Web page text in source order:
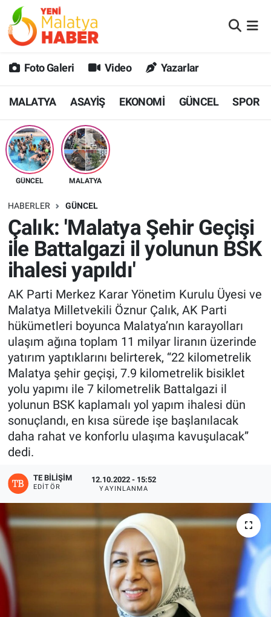
Foto Galeri Video Yazarlar
MALATYA ASAYİŞ EKONOMİ GÜNCEL SPOR
GÜNCEL MALATYA
HABERLER GÜNCEL
Çalık: 'Malatya Şehir Geçişi
ile Battalgazi il yolunun BSK
ihalesi yapıldı'
AK Parti Merkez Karar Yönetim Kurulu Üyesi ve
Malatya Milletvekili Öznur Çalık, AK Parti
hükümetleri boyunca Malatya’nın karayolları
ulaşım ağına toplam 11 milyar liranın üzerinde
yatırım yaptıklarını belirterek, “22 kilometrelik
Malatya şehir geçişi, 7.9 kilometrelik bisiklet
yolu yapımı ile 7 kilometrelik Battalgazi il
yolunun BSK kaplamalı yol yapım ihalesi dün
sonuçlandı, en kısa sürede işe başlanılacak
daha rahat ve konforlu ulaşıma kavuşulacak”
dedi.
TE BILIŞIM
EDITÖR
12.10.2022 - 15:52
YAYINLANMA
MALATYA
GÜNCEL
SPOR
SAĞLIK
DİĞER
EKONOMİ
Malatya Nöbetçi Eczaneler
MALATYA Namaz Vakitleri
Malatya Trafik Yoğunluk Haritası
Süper Lig Puan Durumu ve Fikstür
Tüm Manşetler
Son Dakika Haberleri
Haber Arşivi